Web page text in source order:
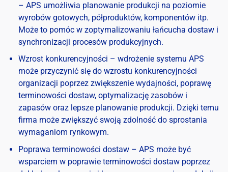
– APS umożliwia planowanie produkcji na poziomie
wyrobów gotowych, półproduktów, komponentów itp.
Może to pomóc w zoptymalizowaniu łańcucha dostaw i
synchronizacji procesów produkcyjnych.
Wzrost konkurencyjności – wdrożenie systemu APS
może przyczynić się do wzrostu konkurencyjności
organizacji poprzez zwiększenie wydajności, poprawę
terminowości dostaw, optymalizację zasobów i
zapasów oraz lepsze planowanie produkcji. Dzięki temu
firma może zwiększyć swoją zdolność do sprostania
wymaganiom rynkowym.
Poprawa terminowości dostaw – APS może być
wsparciem w poprawie terminowości dostaw poprzez